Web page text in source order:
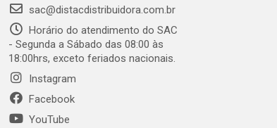
sac@distacdistribuidora.com.br
Horário do atendimento do SAC
- Segunda a Sábado das 08:00 às
18:00hrs, exceto feriados nacionais.
Instagram
Facebook
YouTube